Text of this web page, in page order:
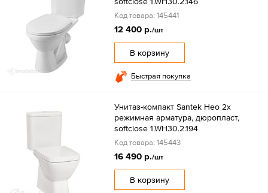
Код товара: 145441
12 400 р./шт
В корзину
Быстрая покупка
Унитаз-компакт Santek Нео 2х
режимная арматура, дюропласт,
softclose 1.WH30.2.194
Код товара: 145443
16 490 р./шт
В корзину